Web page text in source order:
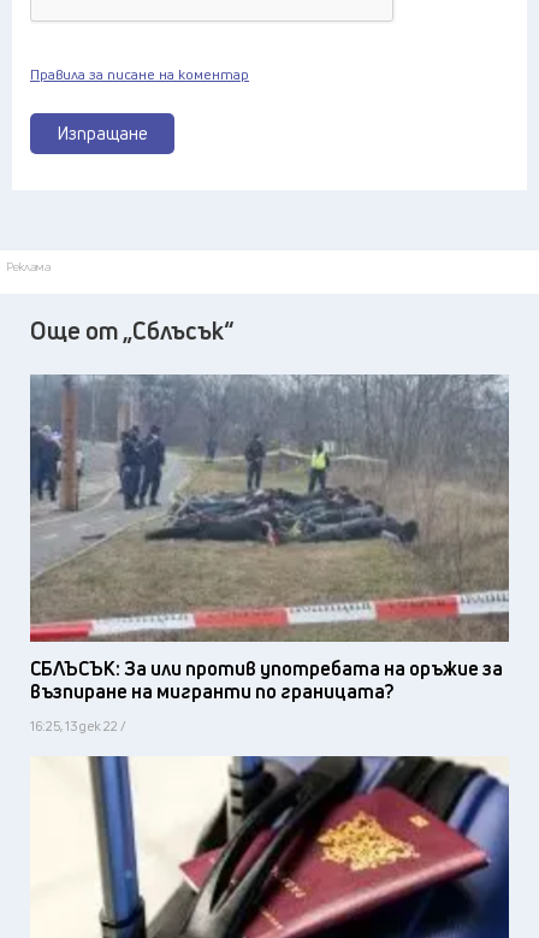
Изпращане
Правила за писане на коментар
Реклама
Още от „Сблъсък“
СБЛЪСЪК: За или против употребата на оръжие за
възпиране на мигранти по границата?
16:25, 13 дек 22 /